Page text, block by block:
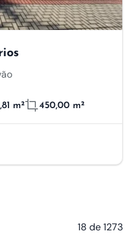
m² 450,00 m²
18 de 1273